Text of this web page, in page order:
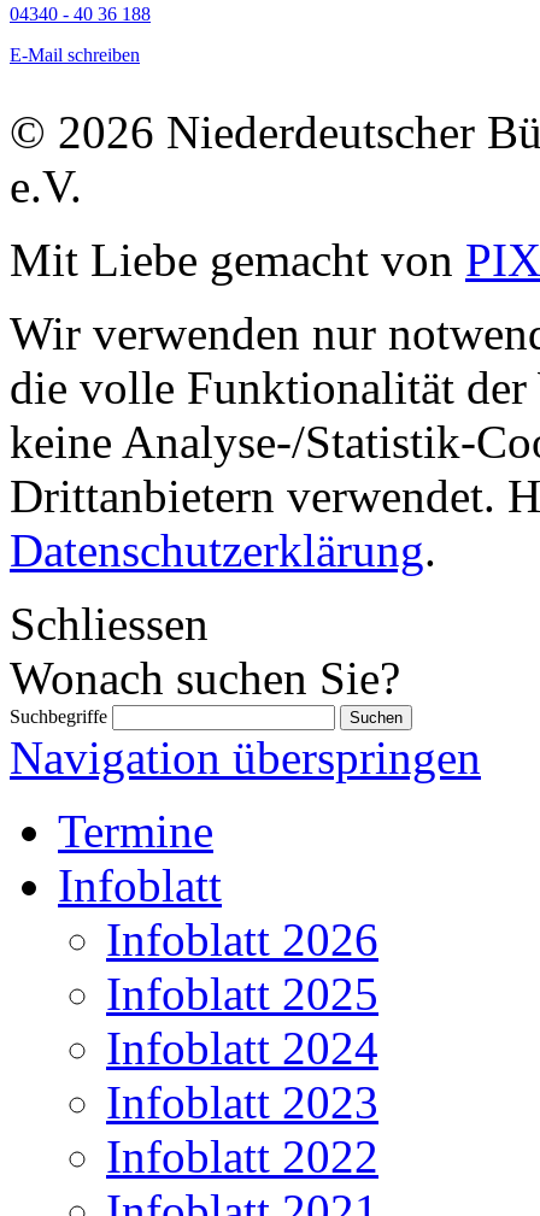
04340 - 40 36 188
E-Mail schreiben
© 2026 Niederdeutscher
e.V.
Mit Liebe gemacht von
Wir verwenden nur
die volle Funktionalität der
keine Analyse-/Statistik-
Drittanbietern verwendet.
Datenschutzerklärung.
Schliessen
Wonach suchen Sie?
Suchbegriffe
Navigation überspringen
Termine
Infoblatt
Infoblatt 2026
Infoblatt 2025
Infoblatt 2024
Infoblatt 2023
Infoblatt 2022